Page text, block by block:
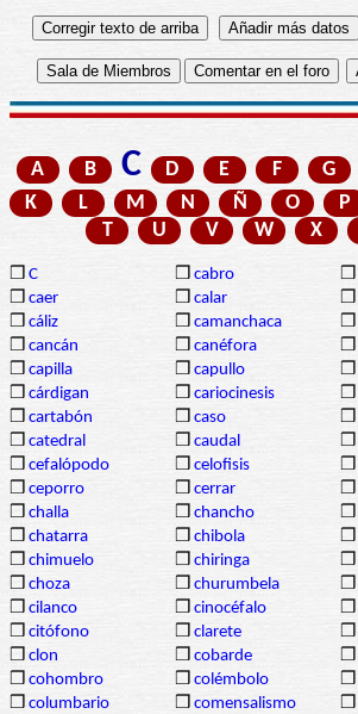
A B C D E F G
K
L M N Ñ O P
T
U V W X
❒ C ❒ cabro ❒
❒ caer ❒ calar ❒
❒ cáliz ❒ camanchaca ❒
❒ cancán ❒ canéfora ❒
❒ capilla ❒ capullo ❒
❒ cárdigan ❒ cariocinesis ❒
❒ cartabón ❒ caso ❒
❒ catedral ❒ caudal ❒
❒ cefalópodo ❒ celofisis ❒
❒ ceporro ❒ cerrar ❒
❒ challa ❒ chancho ❒
❒ chatarra ❒ chibola ❒
❒ chimuelo ❒ chiringa ❒
❒ choza ❒ churumbela ❒
❒ cilanco ❒ cinocéfalo ❒
❒ citófono ❒ clarete ❒
❒ clon ❒ cobarde ❒
❒ cohombro ❒ colémbolo ❒
❒ columbario ❒ comensalismo ❒